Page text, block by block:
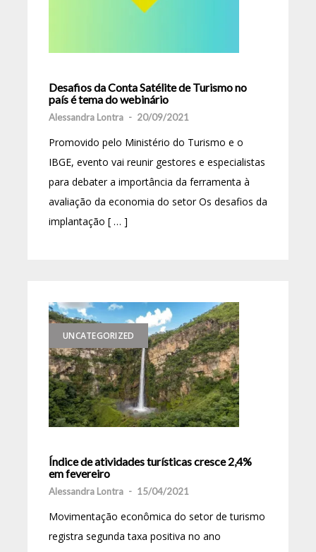
Desafios da Conta Satélite de Turismo no
país é tema do webinário
Alessandra Lontra - 20/09/2021
Promovido pelo Ministério do Turismo e o
IBGE, evento vai reunir gestores e especialistas
para debater a importância da ferramenta à
avaliação da economia do setor Os desafios da
implantação [ … ]
UNCATEGORIZED
Índice de atividades turísticas cresce 2,4%
em fevereiro
Alessandra Lontra - 15/04/2021
Movimentação econômica do setor de turismo
registra segunda taxa positiva no ano